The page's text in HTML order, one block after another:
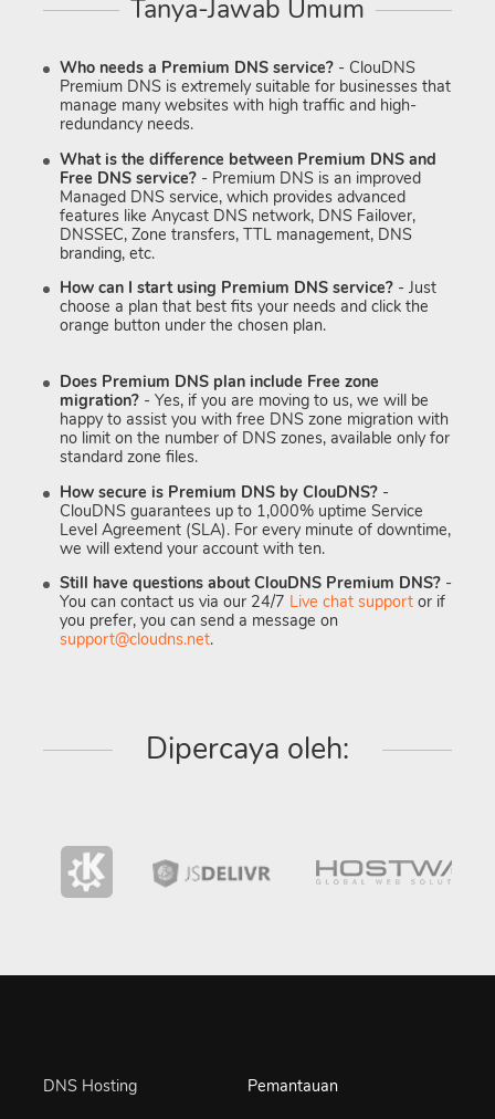
Tanya-Jawab Umum
Who needs a Premium DNS service? - ClouDNS
Premium DNS is extremely suitable for businesses that
manage many websites with high traffic and high-
redundancy needs.
What is the difference between Premium DNS and
Free DNS service? - Premium DNS is an improved
Managed DNS service, which provides advanced
features like Anycast DNS network, DNS Failover,
DNSSEC, Zone transfers, TTL management, DNS
branding, etc.
How can I start using Premium DNS service? - Just
choose a plan that best fits your needs and click the
orange button under the chosen plan.
Does Premium DNS plan include Free zone
migration? - Yes, if you are moving to us, we will be
happy to assist you with free DNS zone migration with
no limit on the number of DNS zones, available only for
standard zone files.
How secure is Premium DNS by ClouDNS? -
ClouDNS guarantees up to 1,000% uptime Service
Level Agreement (SLA). For every minute of downtime,
we will extend your account with ten.
Still have questions about ClouDNS Premium DNS? -
You can contact us via our 24/7 Live chat support or if
you prefer, you can send a message on
support@cloudns.net.
Dipercaya oleh:
DNS Hosting Pemantauan